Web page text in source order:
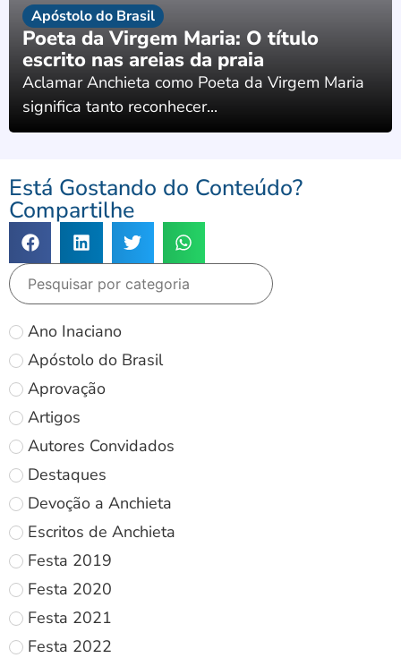
Apóstolo do Brasil
Poeta da Virgem Maria: O título
escrito nas areias da praia
Aclamar Anchieta como Poeta da Virgem Maria
significa tanto reconhecer...
Está Gostando do Conteúdo?
Compartilhe
Ano Inaciano
Apóstolo do Brasil
Aprovação
Artigos
Autores Convidados
Destaques
Devoção a Anchieta
Escritos de Anchieta
Festa 2019
Festa 2020
Festa 2021
Festa 2022